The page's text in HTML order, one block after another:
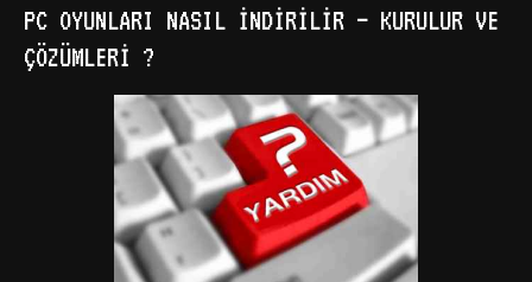
PC OYUNLARI NASIL İNDIRILIR – KURULUR VE
ÇÖZÜMLERI ?